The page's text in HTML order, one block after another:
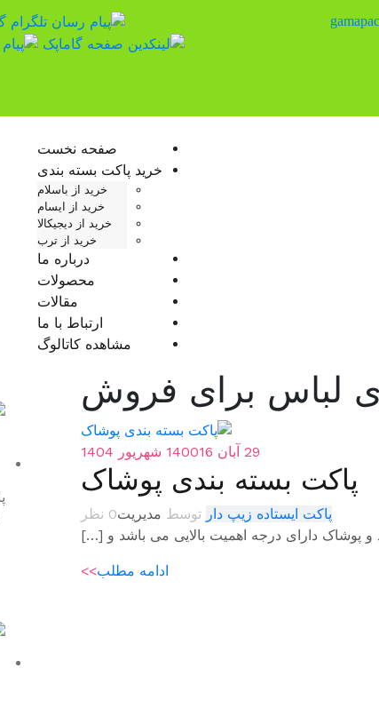
صفحه نخست
خرید پاکت بسته بندی
خرید از باسلام
خرید از ایسام
خرید از دیجیکالا
خرید از ترب
درباره ما
محصولات
مقالات
ارتباط با ما
مشاهده کاتالوگ
لباس برای فروش
29 آبان 1400 16 شهریور 1404
پاکت بسته بندی پوشاک
پاکت ایستاده زیپ دار توسط مدیریت0 نظر
پوشاک دارای درجه اهمیت بالایی می باشد و […]
ادامه مطلب>>